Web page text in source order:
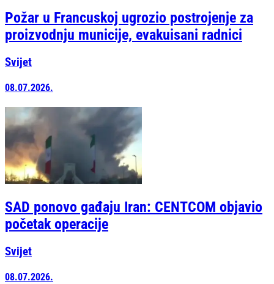
Požar u Francuskoj ugrozio postrojenje za
proizvodnju municije, evakuisani radnici
Svijet
08.07.2026.
SAD ponovo gađaju Iran: CENTCOM objavio
početak operacije
Svijet
08.07.2026.